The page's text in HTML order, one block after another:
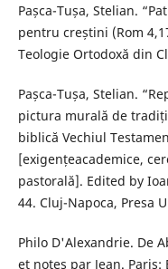
Pașca-Tușa, Stelian.
pentru creștini (Rom
Teologie Ortodoxă din
Pașca-Tușa, Stelian.
pictura murală de
biblică Vechiul
[exigențeacademice,
pastorală]. Edited by
44. Cluj-Napoca, Presa
Philo D'Alexandrie. De
et notes par Jean. Paris: